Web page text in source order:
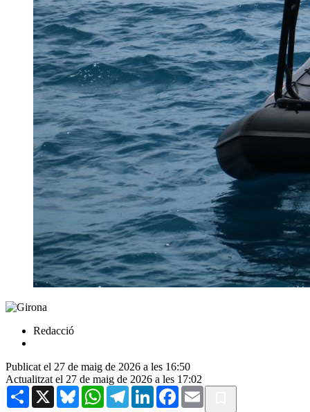
Redacció
Publicat el 27 de maig de 2026 a les 16:50
Actualitzat el 27 de maig de 2026 a les 17:02
Share X BlueskyWhatsAppTelegramLinkedInFacebook
Email